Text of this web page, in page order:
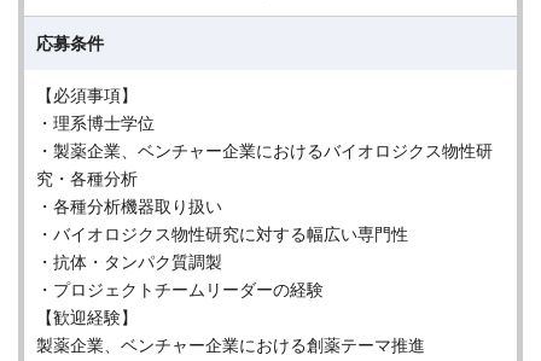
応募条件
【必須事項】
・理系博士学位
・製薬企業、ベンチャー企業におけるバイオロジクス物性研
究・各種分析
・各種分析機器取り扱い
・バイオロジクス物性研究に対する幅広い専門性
・抗体・タンパク質調製
・プロジェクトチームリーダーの経験
【歓迎経験】
製薬企業、ベンチャー企業における創薬テーマ推進